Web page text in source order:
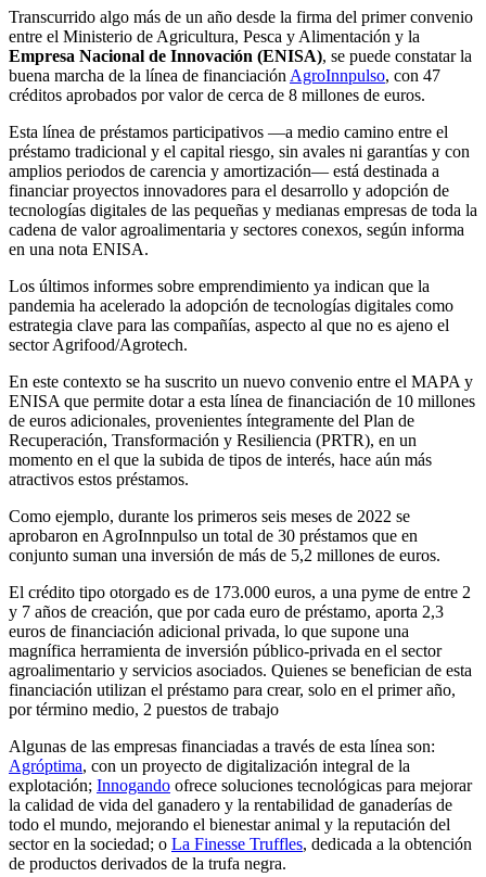
Transcurrido algo más de un año desde la firma del primer convenio
entre el Ministerio de Agricultura, Pesca y Alimentación y la
Empresa Nacional de Innovación (ENISA), se puede constatar la
buena marcha de la línea de financiaciónAgroInnpulso, con 47
créditos aprobados por valor de cerca de 8 millones de euros.
Esta línea de préstamos participativos —a medio camino entre el
préstamo tradicional y el capital riesgo, sin avales ni garantías y con
amplios periodos de carencia y amortización— está destinada a
financiar proyectos innovadores para el desarrollo y adopción de
tecnologías digitales de las pequeñas y medianas empresas de toda la
cadena de valor agroalimentaria y sectores conexos, según informa
en una nota ENISA.
Los últimos informes sobre emprendimiento ya indican que la
pandemia ha acelerado la adopción de tecnologías digitales como
estrategia clave para las compañías, aspecto al que no es ajeno el
sector Agrifood/Agrotech.
En este contexto se ha suscrito un nuevo convenio entre el MAPA y
ENISA que permite dotar a esta línea de financiación de 10 millones
de euros adicionales, provenientes íntegramente del Plan de
Recuperación, Transformación y Resiliencia (PRTR), en un
momento en el que la subida de tipos de interés, hace aún más
atractivos estos préstamos.
Como ejemplo, durante los primeros seis meses de 2022 se
aprobaron en AgroInnpulso un total de 30 préstamos que en
conjunto suman una inversión de más de 5,2 millones de euros.
El crédito tipo otorgado es de 173.000 euros, a una pyme de entre 2
y 7 años de creación, que por cada euro de préstamo, aporta 2,3
euros de financiación adicional privada, lo que supone una
magnífica herramienta de inversión público-privada en el sector
agroalimentario y servicios asociados. Quienes se benefician de esta
financiación utilizan el préstamo para crear, solo en el primer año,
por término medio, 2 puestos de trabajo
Algunas de las empresas financiadas a través de esta línea son:
Agróptima, con un proyecto de digitalización integral de la
explotación; Innogando ofrece soluciones tecnológicas para mejorar
la calidad de vida del ganadero y la rentabilidad de ganaderías de
todo el mundo, mejorando el bienestar animal y la reputación del
sector en la sociedad; o La Finesse Truffles, dedicada a la obtención
de productos derivados de la trufa negra.